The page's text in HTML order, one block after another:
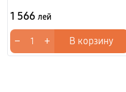
1 566 лей
− + В корзину